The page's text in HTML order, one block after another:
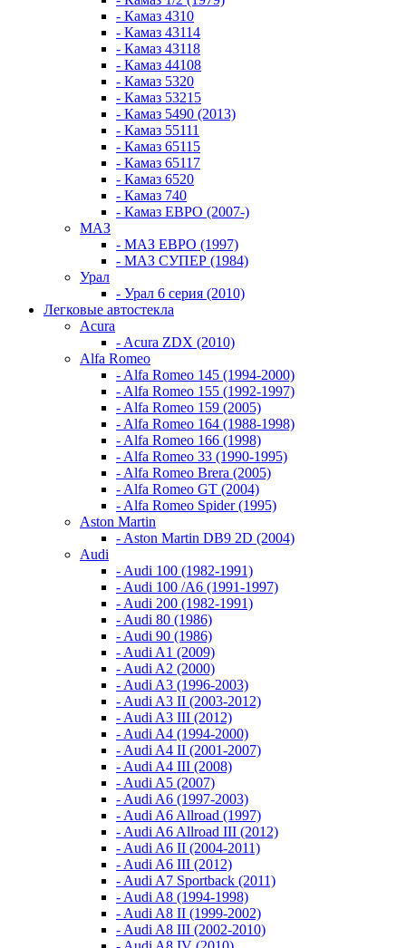
- Камаз 4310
- Камаз 43114
- Камаз 43118
- Камаз 44108
- Камаз 5320
- Камаз 53215
- Камаз 5490 (2013)
- Камаз 55111
- Камаз 65115
- Камаз 65117
- Камаз 6520
- Камаз 740
- Камаз ЕВРО (2007-)
МАЗ
- МАЗ ЕВРО (1997)
- МАЗ СУПЕР (1984)
Урал
- Урал 6 серия (2010)
Легковые автостекла
Acura
- Acura ZDX (2010)
Alfa Romeo
- Alfa Romeo 145 (1994-2000)
- Alfa Romeo 155 (1992-1997)
- Alfa Romeo 159 (2005)
- Alfa Romeo 164 (1988-1998)
- Alfa Romeo 166 (1998)
- Alfa Romeo 33 (1990-1995)
- Alfa Romeo Brera (2005)
- Alfa Romeo GT (2004)
- Alfa Romeo Spider (1995)
Aston Martin
- Aston Martin DB9 2D (2004)
Audi
- Audi 100 (1982-1991)
- Audi 100 /A6 (1991-1997)
- Audi 200 (1982-1991)
- Audi 80 (1986)
- Audi 90 (1986)
- Audi A1 (2009)
- Audi A2 (2000)
- Audi A3 (1996-2003)
- Audi A3 II (2003-2012)
- Audi A3 III (2012)
- Audi A4 (1994-2000)
- Audi A4 II (2001-2007)
- Audi A4 III (2008)
- Audi A5 (2007)
- Audi A6 (1997-2003)
- Audi A6 Allroad (1997)
- Audi A6 Allroad III (2012)
- Audi A6 II (2004-2011)
- Audi A6 III (2012)
- Audi A7 Sportback (2011)
- Audi A8 (1994-1998)
- Audi A8 II (1999-2002)
- Audi A8 III (2002-2010)